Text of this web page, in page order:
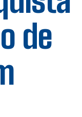
de